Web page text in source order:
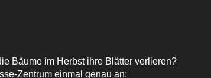
Bäume im Herbst ihre Blätter verlieren?
Zentrum einmal genau an: